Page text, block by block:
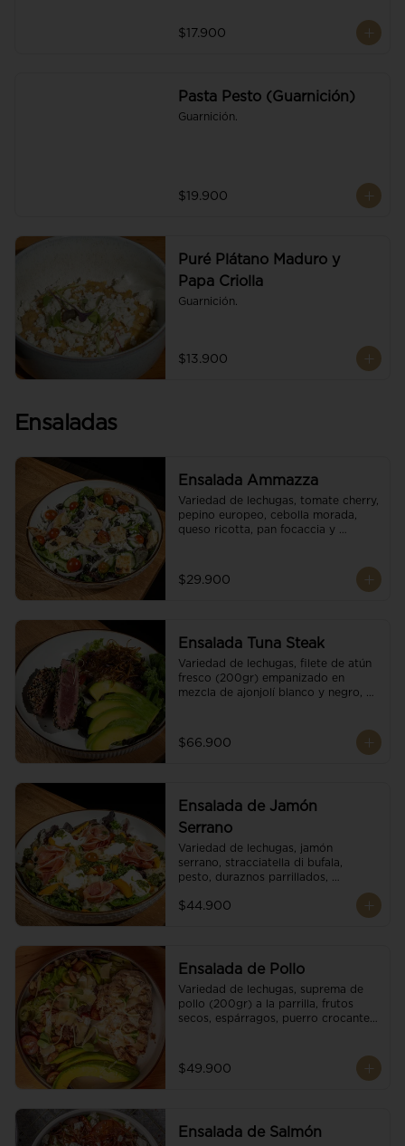
$17.900
Pasta Pesto (Guarnición)
Guarnición.
$19.900
Puré Plátano Maduro y
Papa Criolla
Guarnición.
$13.900
Ensaladas
Ensalada Ammazza
Variedad de lechugas, tomate cherry,
pepino europeo, cebolla morada,
queso ricotta, pan focaccia y
$29.900
Ensalada Tuna Steak
Variedad de lechugas, filete de atún
fresco (200gr) empanizado en
mezcla de ajonjolí blanco y negro,
parmesano, puerro crocante y
reducción de balsámico.
$66.900
Ensalada de Jamón
Serrano
Variedad de lechugas, jamón
serrano, stracciatella di bufala,
pesto, duraznos parrillados,
tomate cherry y vinagreta
$44.900
Ensalada de Pollo
Variedad de lechugas, suprema de
pollo (200gr) a la parrilla, frutos
secos, espárragos, puerro crocante,
balsámico.
$49.900
Ensalada de Salmón